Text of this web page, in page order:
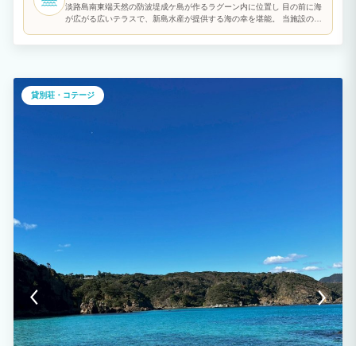
みのレンタルについて】 食材をお持ち込みいただくか、現地で運営する系列店「新島
水産」で食材を購入いただければBBQをすることが可能です。 機材は無料で貸し出し
いたしますので、ご希望の際は事前にお知らせください。
気分を満喫
淡路島南東端天然の防波堤成ケ島が作るラグーン内に位置し 目の前に海
が広がる広いテラスで、新島水産が提供する海の幸を堪能。 当施設の自
えるので、お子様が室内にいても安心です。
貸別荘・コテージ